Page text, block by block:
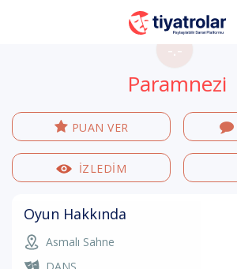
-.-
Paramnezi
PUAN VER
İZLEDİM
Oyun Hakkında
Asmalı Sahne